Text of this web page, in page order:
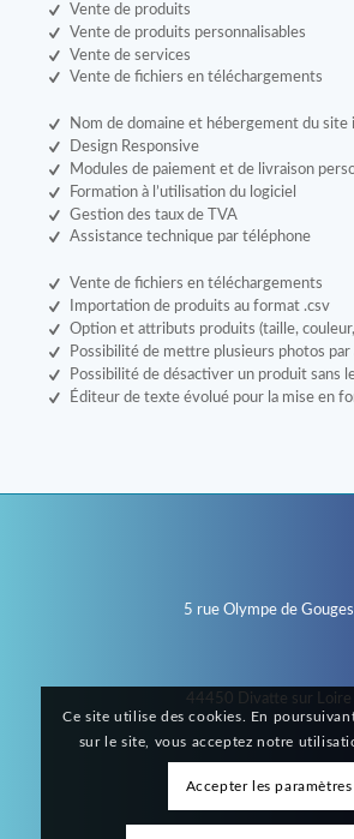
Vente de produits
Vente de produits personnalisables
Vente de services
Vente de fichiers en téléchargements
Nom de domaine et hébergement du site
Design Responsive
Modules de paiement et de livraison
Formation à l’utilisation du logiciel
Gestion des taux de TVA
Assistance technique par téléphone
Vente de fichiers en téléchargements
Importation de produits au format .csv
Option et attributs produits (taille,
Possibilité de mettre plusieurs photos par
Possibilité de désactiver un produit sans
Éditeur de texte évolué pour la mise en
5 rue Olympe de Gouges
44450 Divatte sur Loire
06 17 72 81 44
Ce site utilise des cookies. En
sur le site, vous acceptez notre
Accepter les paramètres